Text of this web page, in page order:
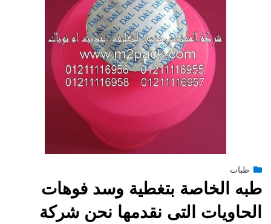
engmansyPosted
فبراير 15, 2015
طبات
طبه الخاصة بتغطية وسد فوهات
الحاويات التى نقدمها نحن شركة